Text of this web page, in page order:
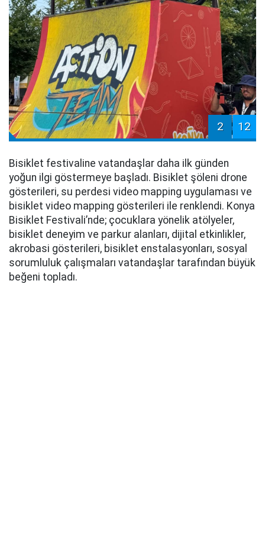
2 12
Bisiklet festivaline vatandaşlar daha ilk günden
yoğun ilgi göstermeye başladı. Bisiklet şöleni drone
gösterileri, su perdesi video mapping uygulaması ve
bisiklet video mapping gösterileri ile renklendi. Konya
Bisiklet Festivali’nde; çocuklara yönelik atölyeler,
bisiklet deneyim ve parkur alanları, dijital etkinlikler,
akrobasi gösterileri, bisiklet enstalasyonları, sosyal
sorumluluk çalışmaları vatandaşlar tarafından büyük
beğeni topladı.